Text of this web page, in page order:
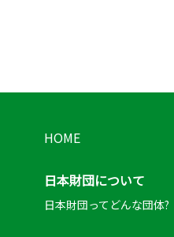
HOME
日本財団について
日本財団ってどんな団体?